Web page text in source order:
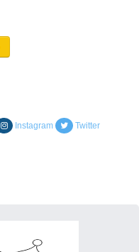
Instagram Twitter